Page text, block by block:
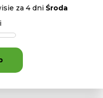
za 4 dni Środa